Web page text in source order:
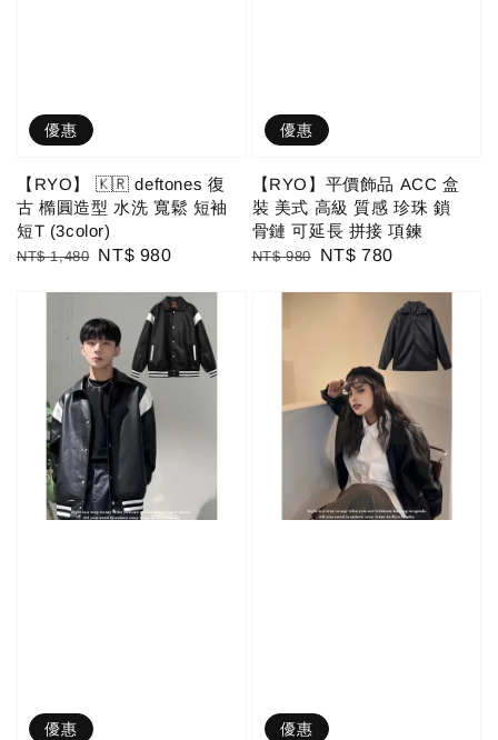
優惠
【RYO】 🇰🇷 deftones 復
古 橢圓造型 水洗 寬鬆 短袖
短T (3color)
Regular
NT$ 1,480 Sale
NT$ 980
優惠
【RYO】平價飾品 ACC 盒
裝 美式 高級 質感 珍珠 鎖
骨鏈 可延長 拼接 項鍊
Regular
NT$ 980
Sale
NT$ 780
優惠 優惠